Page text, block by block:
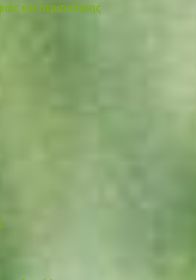
και περιποίησης